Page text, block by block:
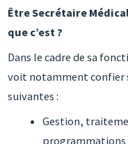
Être Secrétaire
que c’est ?
Dans le cadre de sa
voit notamment confier
suivantes :
Gestion,
programmations